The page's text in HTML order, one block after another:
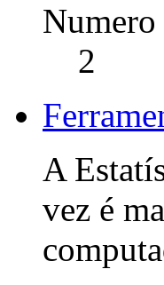
Numero
2
A
vez é